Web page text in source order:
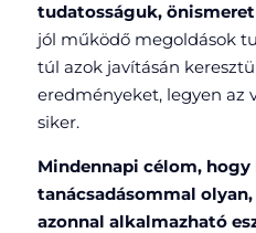
tudatosságuk,
jól működő megoldások
túl azok javításán
eredményeket, legyen az
siker.
Mindennapi célom, hogy
tanácsadásommal
azonnal alkalmazható